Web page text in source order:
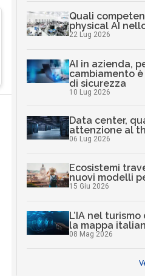
Quali
physical AI
22 Lug 2026
AI in azienda,
cambiamento
di sicurezza
10 Lug 2026
Data center,
attenzione al
06 Lug 2026
Ecosistemi
nuovi modelli
15 Giu 2026
L’IA nel
la mappa
08 Mag 2026